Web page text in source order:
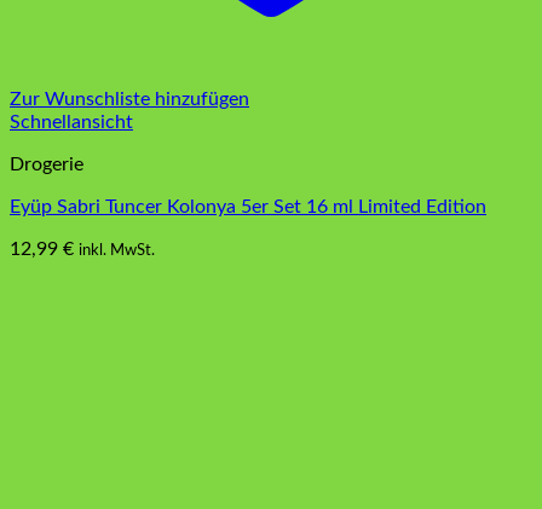
Zur Wunschliste hinzufügen
Schnellansicht
Drogerie
Eyüp Sabri Tuncer Kolonya 5er Set 16 ml Limited Edition
12,99 € inkl. MwSt.